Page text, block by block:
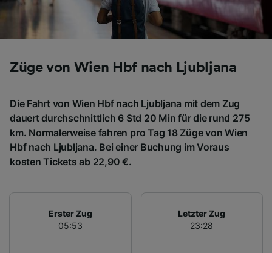
Züge von Wien Hbf nach Ljubljana
Die Fahrt von Wien Hbf nach Ljubljana mit dem Zug
dauert durchschnittlich 6 Std 20 Min für die rund 275
km. Normalerweise fahren pro Tag 18 Züge von Wien
Hbf nach Ljubljana. Bei einer Buchung im Voraus
kosten Tickets ab 22,90 €.
Erster Zug
05:53
Letzter Zug
23:28